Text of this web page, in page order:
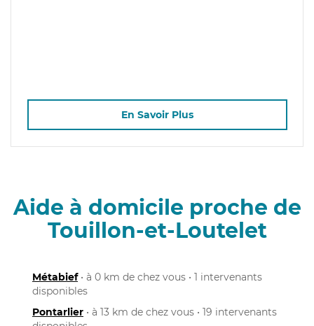
En Savoir Plus
Aide à domicile proche de
Touillon-et-Loutelet
Métabief• à 0 km de chez vous • 1 intervenants
disponibles
Pontarlier • à 13 km de chez vous • 19 intervenants